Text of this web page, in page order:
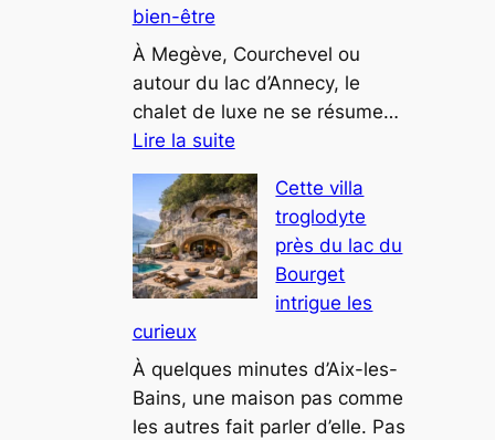
bien-être
À Megève, Courchevel ou
autour du lac d’Annecy, le
chalet de luxe ne se résume…
Lire la suite:
les
chalets
de
luxe
intègrent
des
espaces
bien-
Cette villa
troglodyte
près du lac du
Bourget
intrigue les
curieux
À quelques minutes d’Aix-les-
Bains, une maison pas comme
les autres fait parler d’elle. Pas